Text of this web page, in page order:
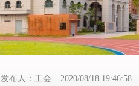
2020/08/18 19:46:58
发布人：工会